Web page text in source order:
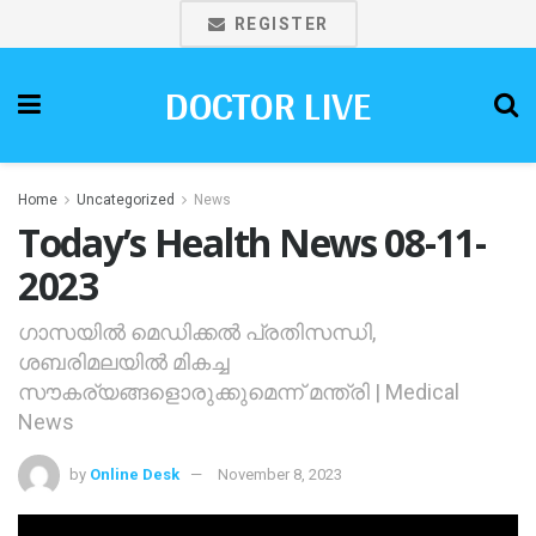
REGISTER
DOCTOR LIVE
Home Uncategorized News
Today’s Health News 08-11-
2023
ഗാസയില്‍ മെഡിക്കല്‍ പ്രതിസന്ധി,
ശബരിമലയില്‍ മികച്ച
സൗകര്യങ്ങളൊരുക്കുമെന്ന് മന്ത്രി | Medical
News
by Online Desk November 8, 2023